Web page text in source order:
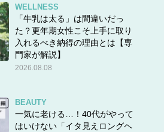
WELLNESS
「牛乳は太る」は間違いだっ
た？更年期女性こそ上手に取り
入れるべき納得の理由とは【専
門家が解説】
2026.08.08
BEAUTY
一気に老ける…！40代がやって
はいけない「イタ見えロングヘ